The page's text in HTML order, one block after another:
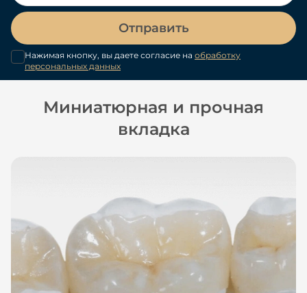
Отправить
Нажимая кнопку, вы даете согласие на обработку
персональных данных
Миниатюрная и прочная
вкладка